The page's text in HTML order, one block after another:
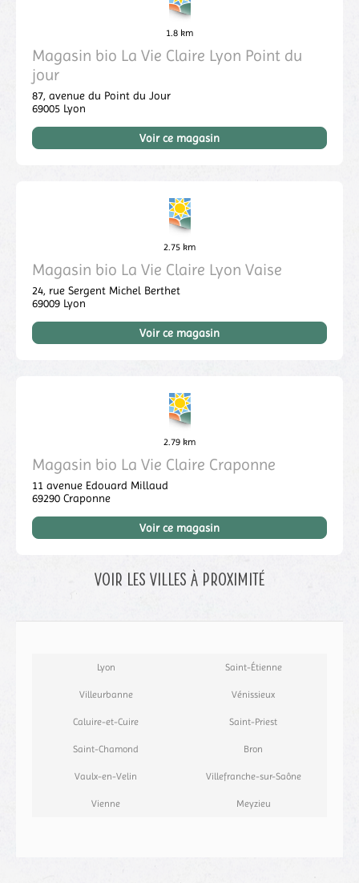
1.8 km
Magasin bio La Vie Claire Lyon Point du
jour
87, avenue du Point du Jour
69005 Lyon
Voir ce magasin
2.75 km
Magasin bio La Vie Claire Lyon Vaise
24, rue Sergent Michel Berthet
69009 Lyon
Voir ce magasin
2.79 km
Magasin bio La Vie Claire Craponne
11 avenue Edouard Millaud
69290 Craponne
Voir ce magasin
Voir les villes à proximité
Lyon Saint-Étienne
Villeurbanne Vénissieux
Caluire-et-Cuire Saint-Priest
Saint-Chamond Bron
Vaulx-en-Velin Villefranche-sur-Saône
Vienne Meyzieu